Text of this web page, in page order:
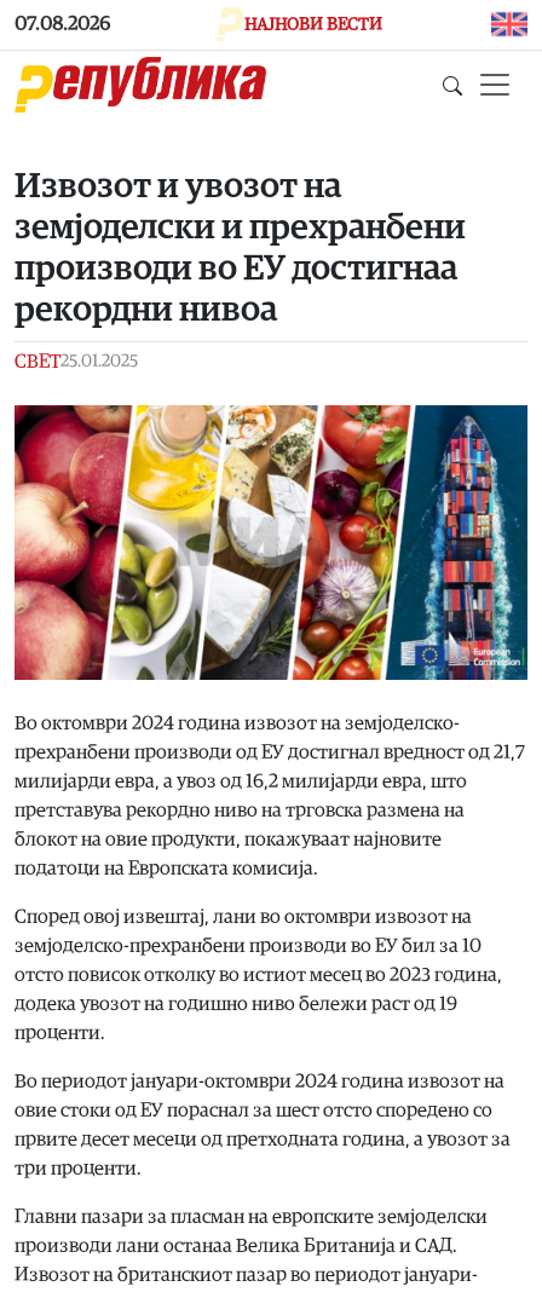
Skip to main content
07.08.2026 НАЈНОВИ ВЕСТИ
Извозот и увозот на
земјоделски и прехранбени
производи во ЕУ достигнаа
рекордни нивоа
СВЕТ25.01.2025
Во октомври 2024 година извозот на земјоделско-
прехранбени производи од ЕУ достигнал вредност од 21,7
милијарди евра, а увоз од 16,2 милијарди евра, што
претставува рекордно ниво на трговска размена на
блокот на овие продукти, покажуваат најновите
податоци на Европската комисија.
Според овој извештај, лани во октомври извозот на
земјоделско-прехранбени производи во ЕУ бил за 10
отсто повисок отколку во истиот месец во 2023 година,
додека увозот на годишно ниво бележи раст од 19
проценти.
Во периодот јануари-октомври 2024 година извозот на
овие стоки од ЕУ пораснал за шест отсто споредено со
првите десет месеци од претходната година, а увозот за
три проценти.
Главни пазари за пласман на европските земјоделски
производи лани останаа Велика Британија и САД.
Извозот на британскиот пазар во периодот јануари-